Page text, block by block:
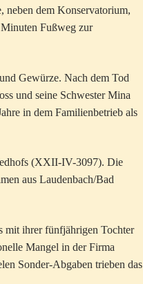
neben dem Konservatorium,
Fußweg zur
Gewürze. Nach dem Tod
und seine Schwester Mina
in dem Familienbetrieb als
(XXII-IV-3097). Die
aus Laudenbach/Bad
mit ihrer fünfjährigen Tochter
Mangel in der Firma
Sonder-Abgaben trieben das